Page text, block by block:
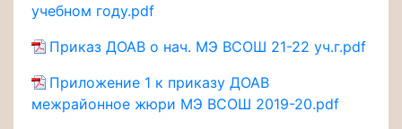
учебном году.pdf
Приказ ДОАВ о нач. МЭ ВСОШ 21-22 уч.г.pdf
Приложение 1 к приказу ДОАВ
межрайонное жюри МЭ ВСОШ 2019-20.pdf